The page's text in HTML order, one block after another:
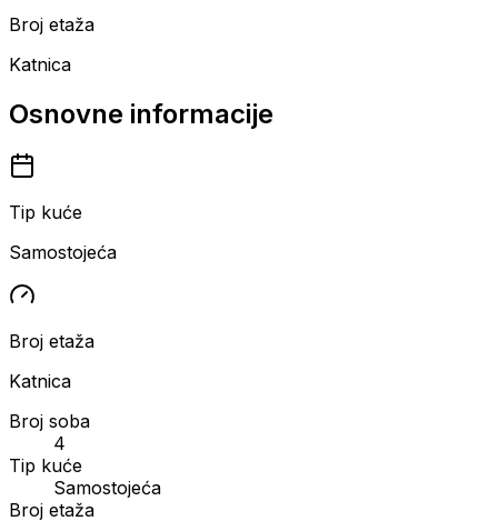
Broj etaža
Katnica
Osnovne informacije
Tip kuće
Samostojeća
Broj etaža
Katnica
Broj soba
4
Tip kuće
Samostojeća
Broj etaža